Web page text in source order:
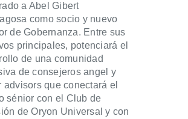
a Abel Gibert
como socio y nuevo
de Gobernanza. Entre sus
principales, potenciará el
de una comunidad
de consejeros angel y
advisors que conectará el
sénior con el Club de
de Oryon Universal y con